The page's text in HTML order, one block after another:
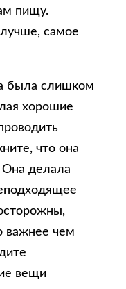
пищу.
самое
была слишком
хорошие
что она
делала
важнее чем
вещи